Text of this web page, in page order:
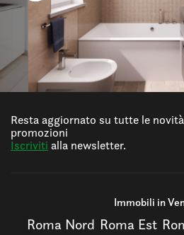
Resta aggiornato su tutte le
promozioni
Iscriviti alla newsletter.
Immobili in
Roma Nord Roma Est